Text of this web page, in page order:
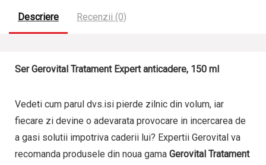
Descriere Recenzii (0)
Ser Gerovital Tratament Expert anticadere, 150 ml
Vedeti cum parul dvs.isi pierde zilnic din volum, iar
fiecare zi devine o adevarata provocare in incercarea de
a gasi solutii impotriva caderii lui? Expertii Gerovital va
recomanda produsele din noua gama Gerovital Tratament